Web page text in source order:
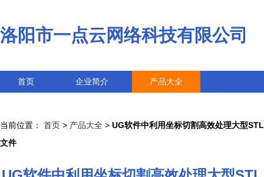
洛阳市一点云网络科技有限公司
首页 企业简介 产品大全
当前位置： 首页 > 产品大全 > UG软件中利用坐标切割高效处理大型STL
文件